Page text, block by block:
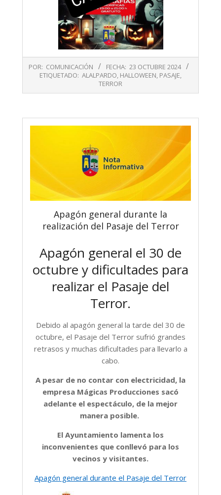
10-
POR: COMUNICACIÓN FECHA: 23 OCTUBRE 2024
ETIQUETADO: ALALPARDO, HALLOWEEN, PASAJE,
TERROR
Apagón general durante la
realización del Pasaje del Terror
Apagón general el 30 de
octubre y dificultades para
realizar el Pasaje del
Terror.
Debido al apagón general la tarde del 30 de
octubre, el Pasaje del Terror sufrió grandes
retrasos y muchas dificultades para llevarlo a
cabo.
A pesar de no contar con electricidad, la
empresa Mágicas Producciones sacó
adelante el espectáculo, de la mejor
manera posible.
El Ayuntamiento lamenta los
inconvenientes que conllevó para los
vecinos y visitantes.
Apagón general durante el Pasaje del Terror